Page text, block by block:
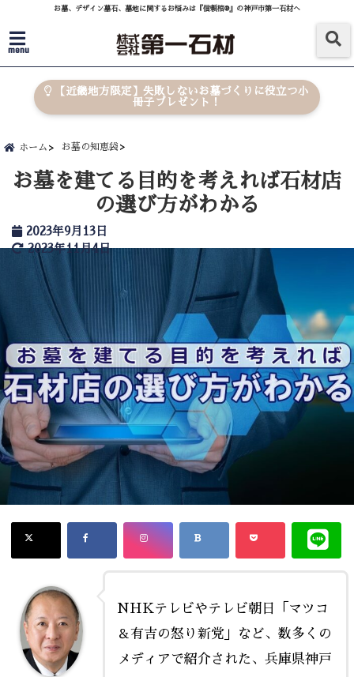
お墓、デザイン墓石、墓地に関するお悩みは『信頼棺®』の神戸市第一石材へ
menu
【近畿地方限定】失敗しないお墓づくりに役立つ小
冊子プレゼント！
ホーム お墓の知恵袋
お墓を建てる目的を考えれば石材店
の選び方がわかる
2023年9月13日
2023年11月4日
NHKテレビやテレビ朝日「マツコ
＆有吉の怒り新党」など、数多くの
メディアで紹介された、兵庫県神戸